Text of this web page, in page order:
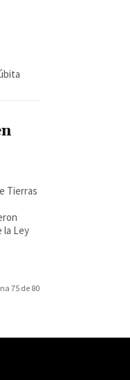
Tierras
la Ley
75 de 80